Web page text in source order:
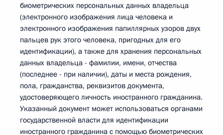
биометрических персональных данных владельца
(электронного изображения лица человека и
электронного изображения папиллярных узоров двух
пальцев рук этого человека, пригодных для его
идентификации), а также для хранения персональных
данных владельца - фамилии, имени, отчества
(последнее - при наличии), даты и места рождения,
пола, гражданства, реквизитов документа,
удостоверяющего личность иностранного гражданина.
Указанный документ может использоваться органами
государственной власти для идентификации
иностранного гражданина с помощью биометрических